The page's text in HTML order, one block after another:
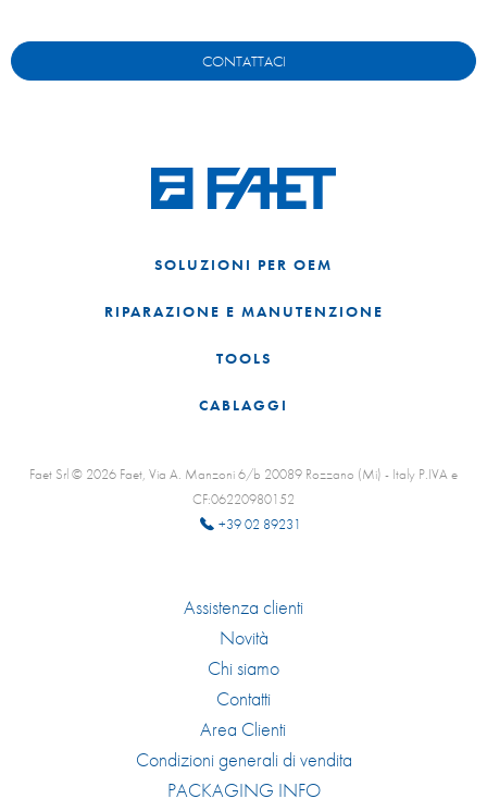
CONTATTACI
SOLUZIONI PER OEM
RIPARAZIONE E MANUTENZIONE
TOOLS
CABLAGGI
Faet Srl © 2026 Faet, Via A. Manzoni 6/b 20089 Rozzano (Mi) - Italy P.IVA e
CF:06220980152
+39 02 89231
Assistenza clienti
Novità
Chi siamo
Contatti
Area Clienti
Condizioni generali di vendita
PACKAGING INFO